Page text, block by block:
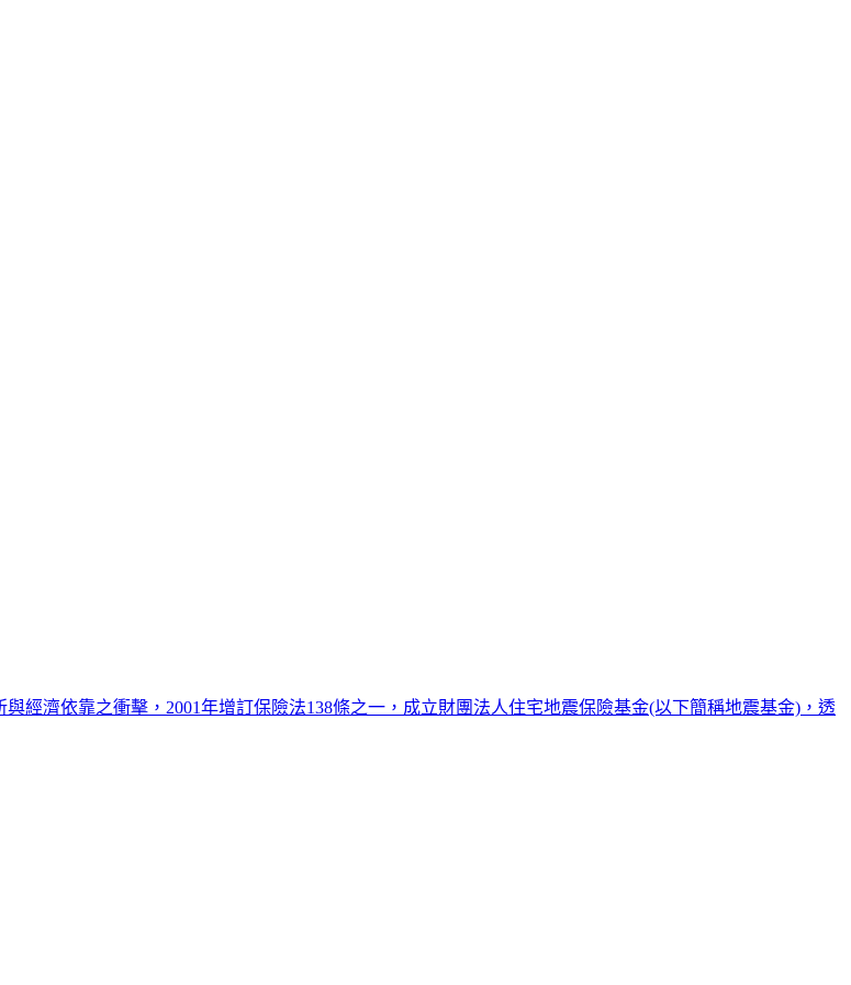
經濟依靠之衝擊，2001年增訂保險法138條之一，成立財團法人住宅地震保險基金(以下簡稱地震基金)，透